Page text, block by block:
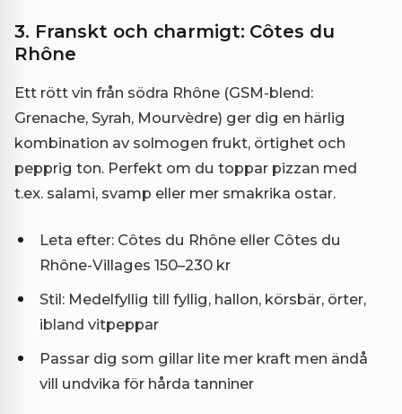
3. Franskt och charmigt: Côtes du
Rhône
Ett rött vin från södra Rhône (GSM-blend:
Grenache, Syrah, Mourvèdre) ger dig en härlig
kombination av solmogen frukt, örtighet och
pepprig ton. Perfekt om du toppar pizzan med
t.ex. salami, svamp eller mer smakrika ostar.
Leta efter: Côtes du Rhône eller Côtes du
Rhône-Villages 150–230 kr
Stil: Medelfyllig till fyllig, hallon, körsbär, örter,
ibland vitpeppar
Passar dig som gillar lite mer kraft men ändå
vill undvika för hårda tanniner